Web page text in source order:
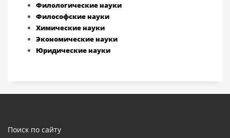
Филологические науки
Философские науки
Химические науки
Экономические науки
Юридические науки
Поиск по сайту